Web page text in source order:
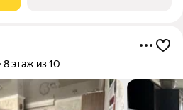
8 этаж из 10